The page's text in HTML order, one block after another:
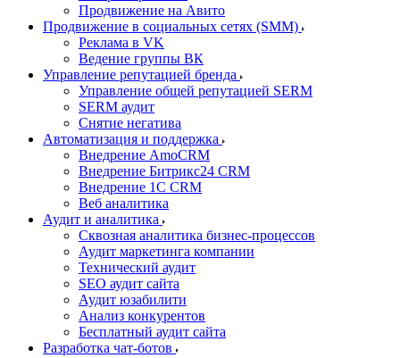
Продвижение на Авито
Продвижение в социальных сетях (SMM)
Реклама в VK
Ведение группы ВК
Управление репутацией бренда
Управление общей репутацией SERM
SERM аудит
Снятие негатива
Автоматизация и поддержка
Внедрение AmoCRM
Внедрение Битрикс24 CRM
Внедрение 1C CRM
Веб аналитика
Аудит и аналитика
Сквозная аналитика бизнес-процессов
Аудит маркетинга компании
Технический аудит
SEO аудит сайта
Аудит юзабилити
Анализ конкурентов
Бесплатный аудит сайта
Разработка чат-ботов